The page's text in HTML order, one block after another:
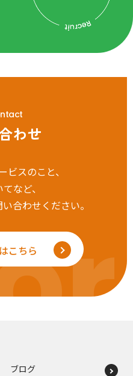
ntact
わせ
ビスのこと、
など、
合わせください。
こちら
ブログ